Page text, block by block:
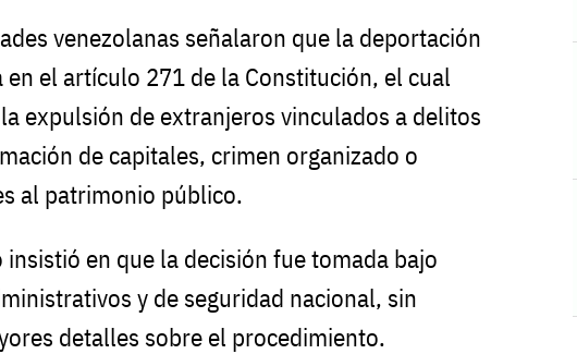
venezolanas señalaron que la deportación
en el artículo 271 de la Constitución, el cual
expulsión de extranjeros vinculados a delitos
de capitales, crimen organizado o
al patrimonio público.
insistió en que la decisión fue tomada bajo
y de seguridad nacional, sin
detalles sobre el procedimiento.